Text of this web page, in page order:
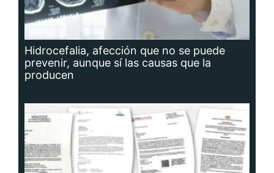
Hidrocefalia, afección que no se puede
prevenir, aunque sí las causas que la
producen